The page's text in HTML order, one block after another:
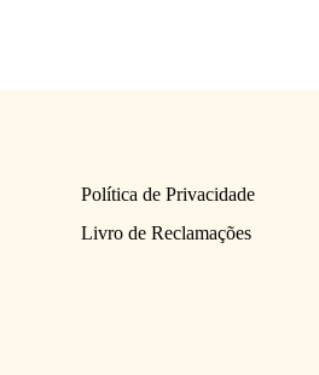
Política de Privacidade
Livro de Reclamações